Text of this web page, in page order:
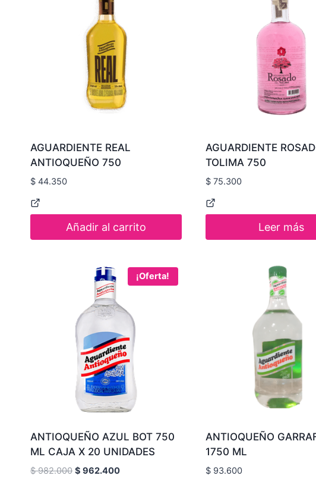
AGUARDIENTE REAL
ANTIOQUEÑO 750
$ 44.350
Añadir al carrito
AGUARDIENTE
TOLIMA 750
$75.300
Leer más
¡Oferta!
ANTIOQUEÑO AZUL BOT 750
ML CAJA X 20 UNIDADES
$982.000 Original
$ 962.400Current
ANTIOQUEÑO
1750 ML
$93.600